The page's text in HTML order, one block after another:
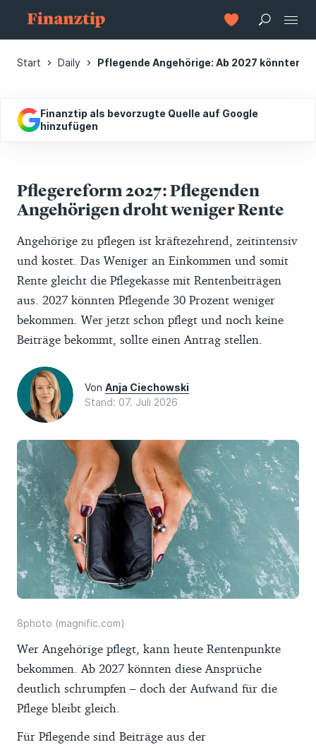
Start Daily Pflegende Angehörige: Ab 2027 könnten
Finanztip als bevorzugte Quelle auf Google
hinzufügen
Pflegereform 2027: Pflegenden
Angehörigen droht weniger Rente
Angehörige zu pflegen ist kräftezehrend, zeitintensiv
und kostet. Das Weniger an Einkommen und somit
Rente gleicht die Pflegekasse mit Rentenbeiträgen
aus. 2027 könnten Pflegende 30 Prozent weniger
bekommen. Wer jetzt schon pflegt und noch keine
Beiträge bekommt, sollte einen Antrag stellen.
Von Anja Ciechowski
Stand: 07. Juli 2026
8photo (magnific.com)
Wer Angehörige pflegt, kann heute Rentenpunkte
bekommen. Ab 2027 könnten diese Ansprüche
deutlich schrumpfen – doch der Aufwand für die
Pflege bleibt gleich.
Für Pflegende sind Beiträge aus der